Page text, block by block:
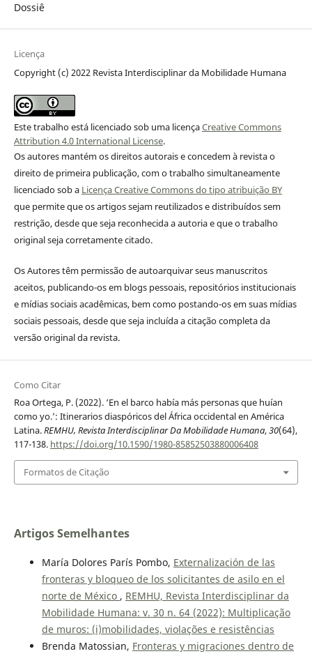
Dossiê
Licença
Copyright (c) 2022 Revista Interdisciplinar da Mobilidade Humana
Este trabalho está licenciado sob uma licençaCreative Commons
Attribution 4.0 International License.
Os autores mantém os direitos autorais e concedem à revista o
direito de primeira publicação, com o trabalho simultaneamente
licenciado sob a Licença Creative Commons do tipo atribuição BY
que permite que os artigos sejam reutilizados e distribuídos sem
restrição, desde que seja reconhecida a autoria e que o trabalho
original seja corretamente citado.
Os Autores têm permissão de autoarquivar seus manuscritos
aceitos, publicando-os em blogs pessoais, repositórios institucionais
e mídias sociais acadêmicas, bem como postando-os em suas mídias
sociais pessoais, desde que seja incluída a citação completa da
versão original da revista.
Como Citar
Roa Ortega, P. (2022). ‘En el barco había más personas que huían
como yo.’: Itinerarios diaspóricos del África occidental en América
Latina.REMHU, Revista Interdisciplinar Da Mobilidade Humana,30(64),
117-138. https://doi.org/10.1590/1980-85852503880006408
Formatos de Citação
Artigos Semelhantes
María Dolores París Pombo, Externalización de las
fronteras y bloqueo de los solicitantes de asilo en el
norte de México , REMHU, Revista Interdisciplinar da
Mobilidade Humana: v. 30 n. 64 (2022): Multiplicação
de muros: (i)mobilidades, violações e resistências
Brenda Matossian, Fronteras y migraciones dentro de